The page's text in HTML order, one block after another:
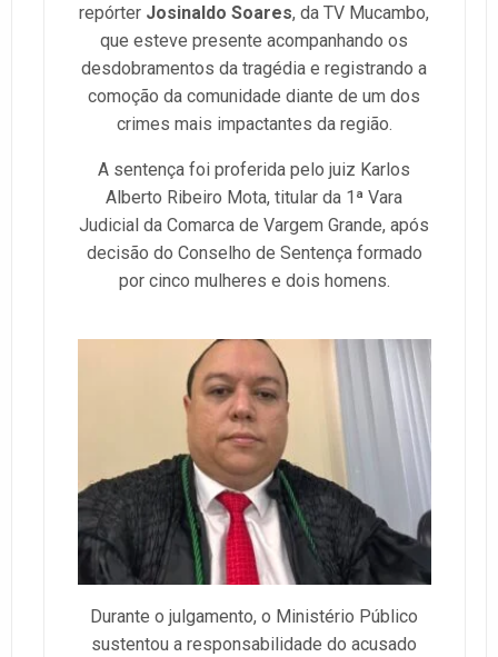
repórter Josinaldo Soares, da TV Mucambo,
que esteve presente acompanhando os
desdobramentos da tragédia e registrando a
comoção da comunidade diante de um dos
crimes mais impactantes da região.
A sentença foi proferida pelo juiz Karlos
Alberto Ribeiro Mota, titular da 1ª Vara
Judicial da Comarca de Vargem Grande, após
decisão do Conselho de Sentença formado
por cinco mulheres e dois homens.
Durante o julgamento, o Ministério Público
sustentou a responsabilidade do acusado